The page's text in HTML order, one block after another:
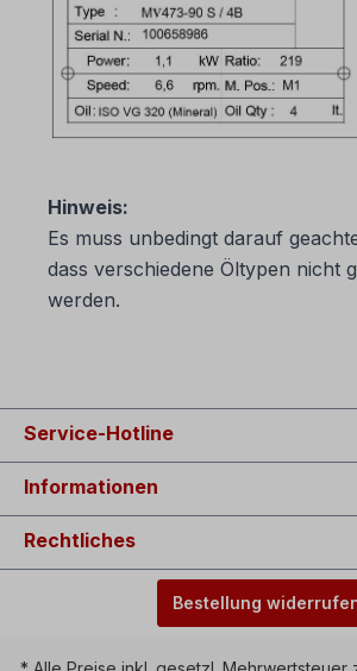
Hinweis:
Es muss unbedingt darauf
dass verschiedene Öltypen nicht
werden.
Service-Hotline
Informationen
Rechtliches
Bestellung